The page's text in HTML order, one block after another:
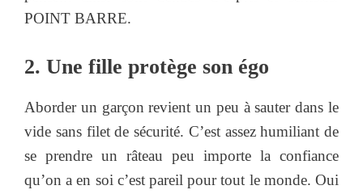
POINT BARRE.
2. Une fille protège son égo
Aborder un garçon revient un peu à sauter dans le
vide sans filet de sécurité. C’est assez humiliant de
se prendre un râteau peu importe la confiance
qu’on a en soi c’est pareil pour tout le monde. Oui